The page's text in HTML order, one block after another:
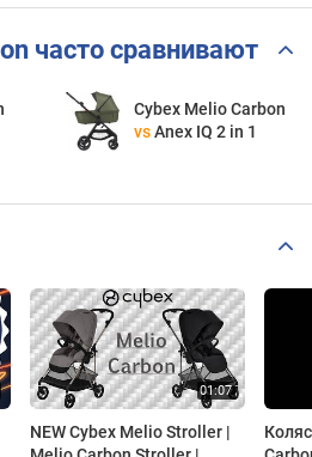
часто сравнивают
Cybex Melio Carbon
vs Anex IQ 2 in 1
NEW Cybex Melio Stroller |